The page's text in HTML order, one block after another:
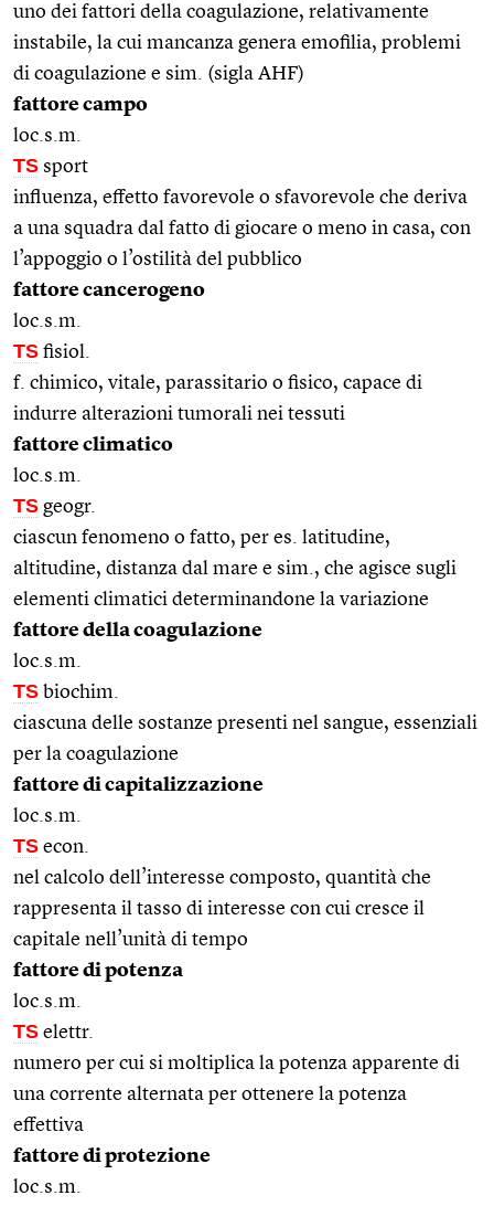
uno dei fattori della coagulazione, relativamente
instabile, la cui mancanza genera emofilia, problemi
di coagulazione e sim. (sigla AHF)
fattore campo
loc.s.m.
TS sport
influenza, effetto favorevole o sfavorevole che deriva
a una squadra dal fatto di giocare o meno in casa, con
l’appoggio o l’ostilità del pubblico
fattore cancerogeno
loc.s.m.
TS fisiol.
f. chimico, vitale, parassitario o fisico, capace di
indurre alterazioni tumorali nei tessuti
fattore climatico
loc.s.m.
TS geogr.
ciascun fenomeno o fatto, per es. latitudine,
altitudine, distanza dal mare e sim., che agisce sugli
elementi climatici determinandone la variazione
fattore della coagulazione
loc.s.m.
TS biochim.
ciascuna delle sostanze presenti nel sangue, essenziali
per la coagulazione
fattore di capitalizzazione
loc.s.m.
TS econ.
nel calcolo dell’interesse composto, quantità che
rappresenta il tasso di interesse con cui cresce il
capitale nell’unità di tempo
fattore di potenza
loc.s.m.
TS elettr.
numero per cui si moltiplica la potenza apparente di
una corrente alternata per ottenere la potenza
effettiva
fattore di protezione
loc.s.m.